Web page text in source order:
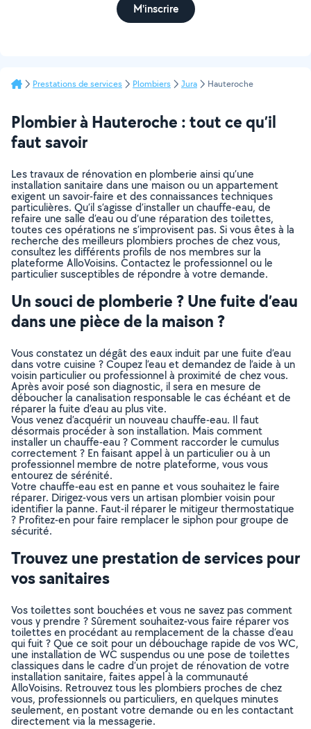
M'inscrire
Prestations de services Plombiers Jura Hauteroche
Plombier à Hauteroche : tout ce qu’il
faut savoir
Les travaux de rénovation en plomberie ainsi qu’une
installation sanitaire dans une maison ou un appartement
exigent un savoir-faire et des connaissances techniques
particulières. Qu’il s’agisse d’installer un chauffe-eau, de
refaire une salle d’eau ou d’une réparation des toilettes,
toutes ces opérations ne s’improvisent pas. Si vous êtes à la
recherche des meilleurs plombiers proches de chez vous,
consultez les différents profils de nos membres sur la
plateforme AlloVoisins. Contactez le professionnel ou le
particulier susceptibles de répondre à votre demande.
Un souci de plomberie ? Une fuite d’eau
dans une pièce de la maison ?
Vous constatez un dégât des eaux induit par une fuite d’eau
dans votre cuisine ? Coupez l’eau et demandez de l’aide à un
voisin particulier ou professionnel à proximité de chez vous.
Après avoir posé son diagnostic, il sera en mesure de
déboucher la canalisation responsable le cas échéant et de
réparer la fuite d’eau au plus vite.
Vous venez d’acquérir un nouveau chauffe-eau. Il faut
désormais procéder à son installation. Mais comment
installer un chauffe-eau ? Comment raccorder le cumulus
correctement ? En faisant appel à un particulier ou à un
professionnel membre de notre plateforme, vous vous
entourez de sérénité.
Votre chauffe-eau est en panne et vous souhaitez le faire
réparer. Dirigez-vous vers un artisan plombier voisin pour
identifier la panne. Faut-il réparer le mitigeur thermostatique
? Profitez-en pour faire remplacer le siphon pour groupe de
sécurité.
Trouvez une prestation de services pour
vos sanitaires
Vos toilettes sont bouchées et vous ne savez pas comment
vous y prendre ? Sûrement souhaitez-vous faire réparer vos
toilettes en procédant au remplacement de la chasse d’eau
qui fuit ? Que ce soit pour un débouchage rapide de vos WC,
une installation de WC suspendus ou une pose de toilettes
classiques dans le cadre d’un projet de rénovation de votre
installation sanitaire, faites appel à la communauté
AlloVoisins. Retrouvez tous les plombiers proches de chez
vous, professionnels ou particuliers, en quelques minutes
seulement, en postant votre demande ou en les contactant
directement via la messagerie.